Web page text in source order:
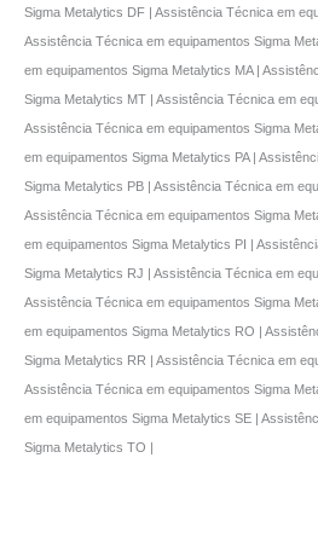
Sigma Metalytics DF | Assistência Técnica em
Assistência Técnica em equipamentos Sigma
em equipamentos Sigma Metalytics MA |
Sigma Metalytics MT | Assistência Técnica em
Assistência Técnica em equipamentos Sigma
em equipamentos Sigma Metalytics PA |
Sigma Metalytics PB | Assistência Técnica em
Assistência Técnica em equipamentos Sigma
em equipamentos Sigma Metalytics PI |
Sigma Metalytics RJ | Assistência Técnica em
Assistência Técnica em equipamentos Sigma
em equipamentos Sigma Metalytics RO |
Sigma Metalytics RR | Assistência Técnica em
Assistência Técnica em equipamentos Sigma
em equipamentos Sigma Metalytics SE |
Sigma Metalytics TO |